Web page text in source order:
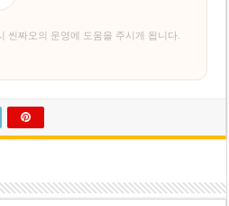
씬짜오의 운영에 도움을 주시게 됩니다.